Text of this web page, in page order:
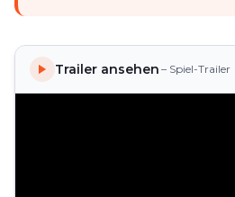
Trailer ansehen – Spiel-Trailer